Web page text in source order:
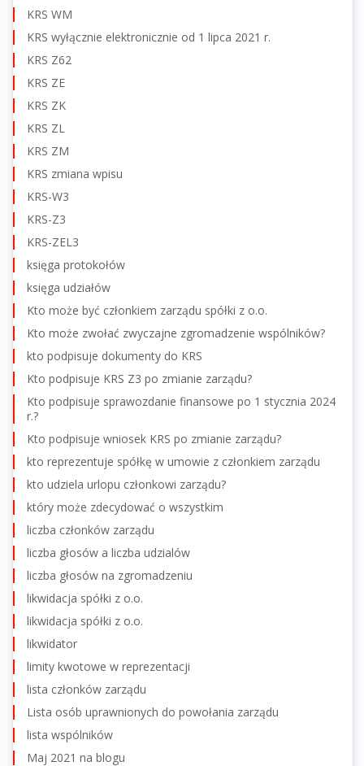
KRS WM
KRS wyłącznie elektronicznie od 1 lipca 2021 r.
KRS Z62
KRS ZE
KRS ZK
KRS ZL
KRS ZM
KRS zmiana wpisu
KRS-W3
KRS-Z3
KRS-ZEL3
księga protokołów
księga udziałów
Kto może być członkiem zarządu spółki z o.o.
Kto może zwołać zwyczajne zgromadzenie wspólników?
kto podpisuje dokumenty do KRS
Kto podpisuje KRS Z3 po zmianie zarządu?
Kto podpisuje sprawozdanie finansowe po 1 stycznia 2024
r.?
Kto podpisuje wniosek KRS po zmianie zarządu?
kto reprezentuje spółkę w umowie z członkiem zarządu
kto udziela urlopu członkowi zarządu?
który może zdecydować o wszystkim
liczba członków zarządu
liczba głosów a liczba udzialów
liczba głosów na zgromadzeniu
likwidacja spółki z o.o.
likwidacja spółki z o.o.
likwidator
limity kwotowe w reprezentacji
lista członków zarządu
Lista osób uprawnionych do powołania zarządu
lista wspólników
Maj 2021 na blogu